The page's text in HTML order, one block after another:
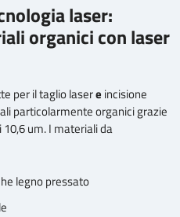
laser:
organici con laser
per il taglio lasere incisione
particolarmente organici grazie
um. I materiali da
legno pressato